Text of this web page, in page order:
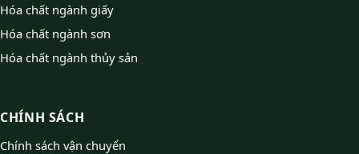
Hóa chất ngành giấy
Hóa chất ngành sơn
Hóa chất ngành thủy sản
CHÍNH SÁCH
Chính sách vận chuyển